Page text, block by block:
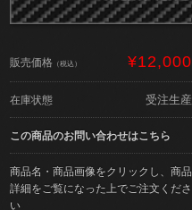
販売価格 （税込） ¥12,000
在庫状態 受注生産
この商品のお問い合わせはこちら
商品名・商品画像をクリックし、商品
詳細をご覧になった上でご注文くださ
い